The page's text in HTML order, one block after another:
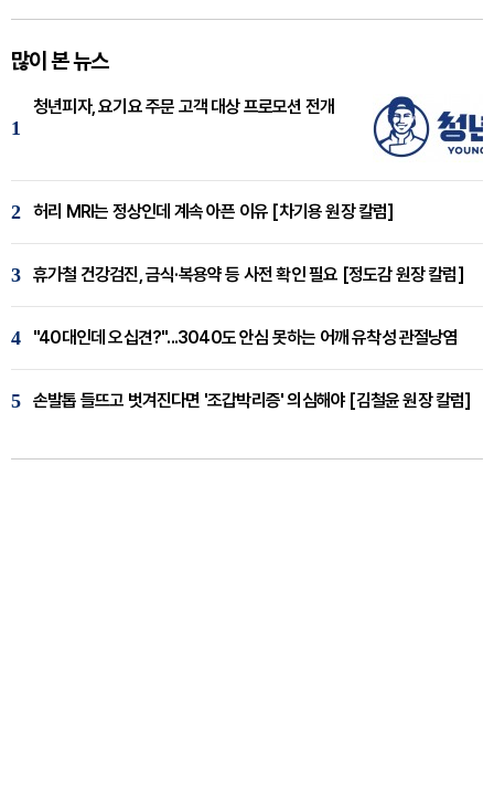
많이 본 뉴스
1
청년피자, 요기요 주문 고객 대상 프로모션 전개
2 허리 MRI는 정상인데 계속 아픈 이유 [차기용 원장 칼럼]
3 휴가철 건강검진, 금식·복용약 등 사전 확인 필요 [정도감 원장 칼럼]
4 "40대인데 오십견?"...3040도 안심 못하는 어깨 유착성 관절낭염
5 손발톱 들뜨고 벗겨진다면 '조갑박리증' 의심해야 [김철윤 원장 칼럼]